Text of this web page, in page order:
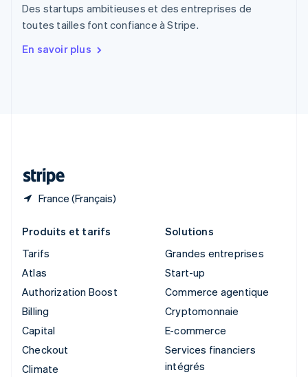
Des startups ambitieuses et des entreprises de
toutes tailles font confiance à Stripe.
En savoir plus
France (Français)
Singapour
English简体中文
English
Produits et tarifs
Tarifs
Atlas
Authorization Boost
Billing
Capital
Checkout
Climate
Solutions
Grandes entreprises
Start-up
Commerce agentique
Cryptomonnaie
E-commerce
Services financiers
intégrés